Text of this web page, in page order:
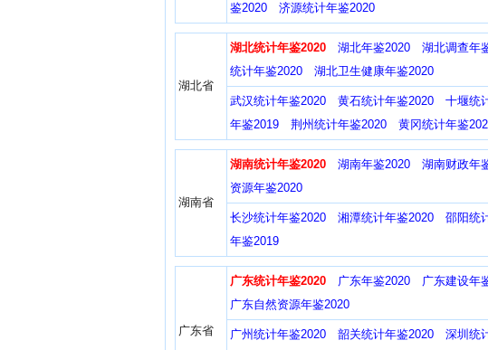
鉴2020
济源统计年鉴2020
湖北省
湖北统计年鉴2020 湖北年鉴2020 湖北调查年
统计年鉴2020
湖北卫生健康年鉴2020
武汉统计年鉴2020 黄石统计年鉴2020 十堰统
年鉴2019
荆州统计年鉴2020 黄冈统计年鉴
湖南省
湖南统计年鉴2020 湖南年鉴2020 湖南财政年
资源年鉴2020
长沙统计年鉴2020 湘潭统计年鉴2020 邵阳统
年鉴2019
广东省
广东统计年鉴2020 广东年鉴2020 广东建设年
广东自然资源年鉴2020
广州统计年鉴2020 韶关统计年鉴2020 深圳统